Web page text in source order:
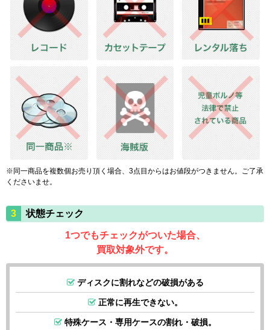
※同一商品を複数個お売り頂く場合、3点目からはお値段がつきません。ご了承
くださいませ。
状態チェック
1つでもチェックがついた場合、
買取対象外です。
ディスクに割れなどの破損がある
正常に再生できない。
特殊ケース・専用ケースの割れ・破損。